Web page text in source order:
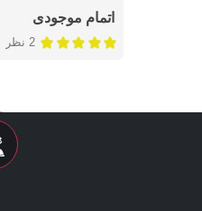
اتمام موجودی
2 نظر